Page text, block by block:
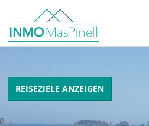
REISEZIELE ANZEIGEN